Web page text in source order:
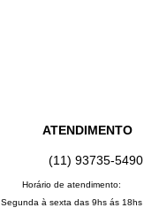
ATENDIMENTO
(11) 93735‑5490‬
Horário de atendimento:
Segunda à sexta das 9hs ás 18hs